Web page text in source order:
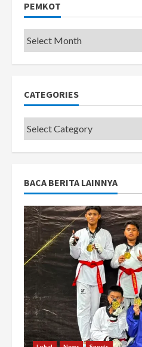
PEMKOT
Pemkot
CATEGORIES
Categories
BACA BERITA LAINNYA